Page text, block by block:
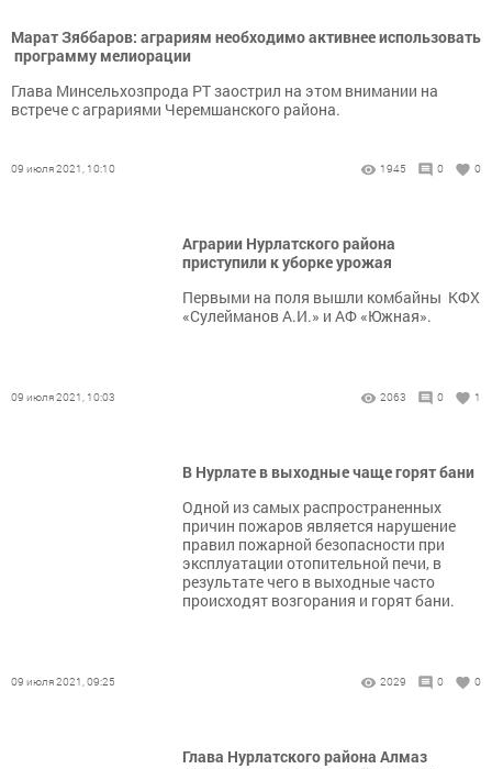
Марат Зяббаров: аграриям необходимо активнее использовать
программу мелиорации
​​​​​​​Глава Минсельхозпрода РТ заострил на этом внимании на
встрече с аграриями Черемшанского района.
09 июля 2021, 10:10 1945 0 0
Аграрии Нурлатского района
приступили к уборке урожая
​​​​​​​Первыми на поля вышли комбайны КФХ
«Сулейманов А.И.» и АФ «Южная».
09 июля 2021, 10:03 2063 0 1
В Нурлате в выходные чаще горят бани
​​​​​​​Одной из самых распространенных
причин пожаров является нарушение
правил пожарной безопасности при
эксплуатации отопительной печи, в
результате чего в выходные часто
происходят возгорания и горят бани.
09 июля 2021, 09:25 2029 0 0
Глава Нурлатского района Алмаз